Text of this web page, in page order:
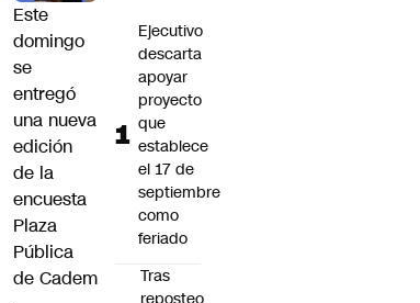
Este
domingo
se
entregó
una nueva
edición
de la
encuesta
Plaza
Pública
de Cadem
Ejecutivo
descarta
apoyar
proyecto
que
establece
el 17 de
septiembre
como
feriado
Tras